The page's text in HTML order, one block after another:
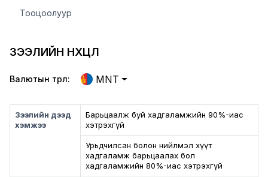
Тооцоолуур
ЗЭЭЛИЙН НӨХЦӨЛ
Валютын төрөл: MNT
Зээлийн дээд
хэмжээ
Барьцаалж буй хадгаламжийн 90%-иас
хэтрэхгүй
Урьдчилсан болон нийлмэл хүүт
хадгаламж барьцаалах бол
хадгаламжийн 80%-иас хэтрэхгүй